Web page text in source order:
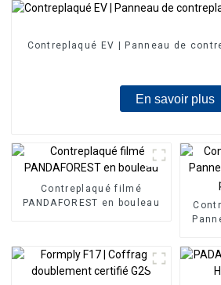
Contreplaqué EV | Panneau de
En savoir plus
Contreplaqué filmé
PANDAFOREST en bouleau